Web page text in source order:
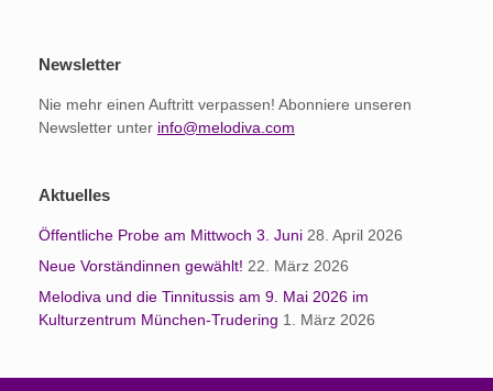
Newsletter
Nie mehr einen Auftritt verpassen! Abonniere unseren
Newsletter unter info@melodiva.com
Aktuelles
Öffentliche Probe am Mittwoch 3. Juni 28. April 2026
Neue Vorständinnen gewählt! 22. März 2026
Melodiva und die Tinnitussis am 9. Mai 2026 im
Kulturzentrum München-Trudering 1. März 2026